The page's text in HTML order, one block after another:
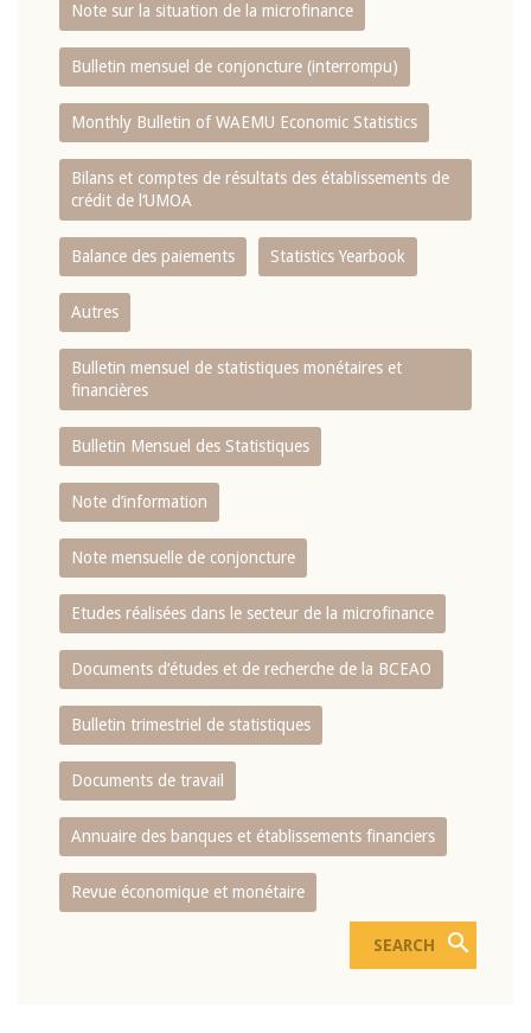
Note sur la situation de la microfinance
Bulletin mensuel de conjoncture (interrompu)
Monthly Bulletin of WAEMU Economic Statistics
Bilans et comptes de résultats des établissements de
crédit de l‘UMOA
Balance des paiements Statistics Yearbook
Autres
Bulletin mensuel de statistiques monétaires et
financières
Bulletin Mensuel des Statistiques
Note d’information
Note mensuelle de conjoncture
Etudes réalisées dans le secteur de la microfinance
Documents d’études et de recherche de la BCEAO
Bulletin trimestriel de statistiques
Documents de travail
Annuaire des banques et établissements financiers
Revue économique et monétaire